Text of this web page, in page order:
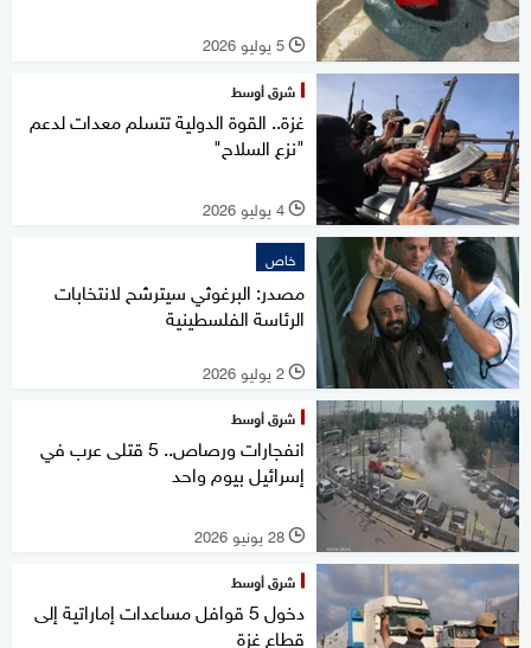
l 5 يوليو 2026
شرق أوسط
غزة.. القوة الدولية تتسلم معدات لدعم
"نزع السلاح"
l 4 يوليو 2026
خاص
مصدر: البرغوثي سيترشح لانتخابات
الرئاسة الفلسطينية
l 2 يوليو 2026
شرق أوسط
انفجارات ورصاص.. 5 قتلى عرب في
إسرائيل بيوم واحد
l 28 يونيو 2026
شرق أوسط
دخول 5 قوافل مساعدات إماراتية إلى
قطاع غزة